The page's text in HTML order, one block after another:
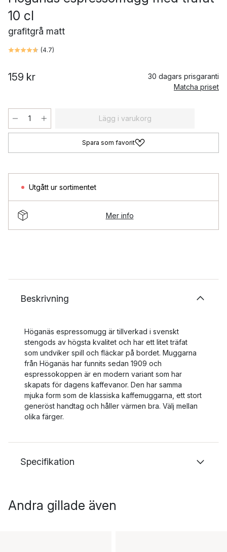
10 cl
grafitgrå matt
(4.7)
159 kr
30 dagars prisgaranti
Matcha priset
Lägg i varukorg
Spara som favorit
Utgått ur sortimentet
Mer info
Beskrivning
Höganäs espressomugg är tillverkad i svenskt
stengods av högsta kvalitet och har ett litet träfat
som undviker spill och fläckar på bordet. Muggarna
från Höganäs har funnits sedan 1909 och
espressokoppen är en modern variant som har
skapats för dagens kaffevanor. Den har samma
mjuka form som de klassiska kaffemuggarna, ett stort
generöst handtag och håller värmen bra. Välj mellan
olika färger.
Specifikation
Andra gillade även